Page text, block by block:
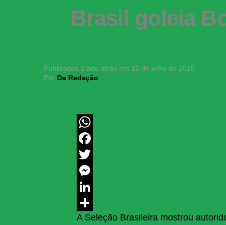
Brasil goleia
Publicados 1 ano atrás em 16 de julho de 2025
Por Da Redação
WhatsApp
Facebook
Twitter
Messenger
LinkedIn
Share
A Seleção Brasileira mostrou